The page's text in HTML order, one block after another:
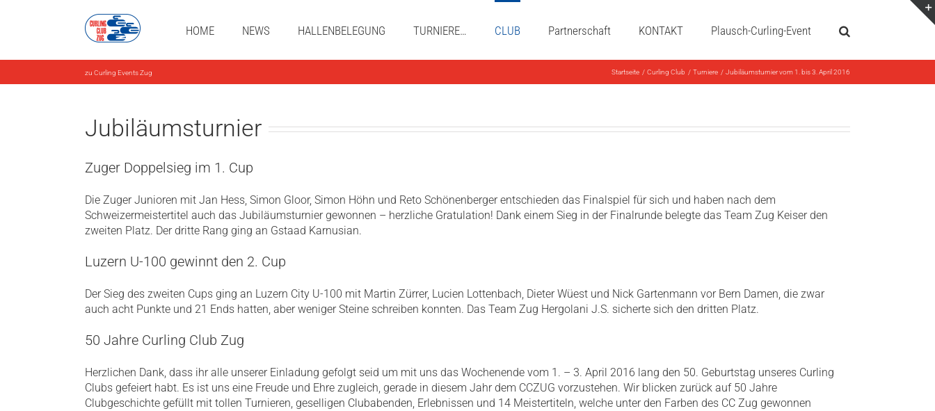
HOME NEWS HALLENBELEGUNG TURNIERE… CLUB Partnerschaft KONTAKT Plausch-Curling-Event
zu Curling Events Zug Startseite Curling Club Turniere Jubiläumsturnier vom 1. bis 3. April 2016
Jubiläumsturnier
Zuger Doppelsieg im 1. Cup
Die Zuger Junioren mit Jan Hess, Simon Gloor, Simon Höhn und Reto Schönenberger entschieden das Finalspiel für sich und haben nach dem
Schweizermeistertitel auch das Jubiläumsturnier gewonnen – herzliche Gratulation! Dank einem Sieg in der Finalrunde belegte das Team Zug Keiser den
zweiten Platz. Der dritte Rang ging an Gstaad Karnusian.
Luzern U-100 gewinnt den 2. Cup
Der Sieg des zweiten Cups ging an Luzern City U-100 mit Martin Zürrer, Lucien Lottenbach, Dieter Wüest und Nick Gartenmann vor Bern Damen, die zwar
auch acht Punkte und 21 Ends hatten, aber weniger Steine schreiben konnten. Das Team Zug Hergolani J.S. sicherte sich den dritten Platz.
50 Jahre Curling Club Zug
Herzlichen Dank, dass ihr alle unserer Einladung gefolgt seid um mit uns das Wochenende vom 1. – 3. April 2016 lang den 50. Geburtstag unseres Curling
Clubs gefeiert habt. Es ist uns eine Freude und Ehre zugleich, gerade in diesem Jahr dem CCZUG vorzustehen. Wir blicken zurück auf 50 Jahre
Clubgeschichte gefüllt mit tollen Turnieren, geselligen Clubabenden, Erlebnissen und 14 Meistertiteln, welche unter den Farben des CC Zug gewonnen